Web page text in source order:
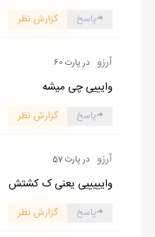
پاسخ گزارش نظر
آرزو در پارت 60
وایییی چی میشه
پاسخ گزارش نظر
آرزو در پارت 57
وایییییی یعنی ک کشتش
پاسخ گزارش نظر